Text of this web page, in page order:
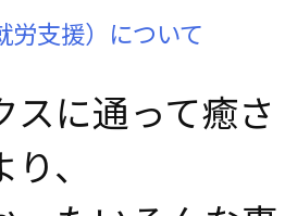
労支援）について
スに通って癒さ
、